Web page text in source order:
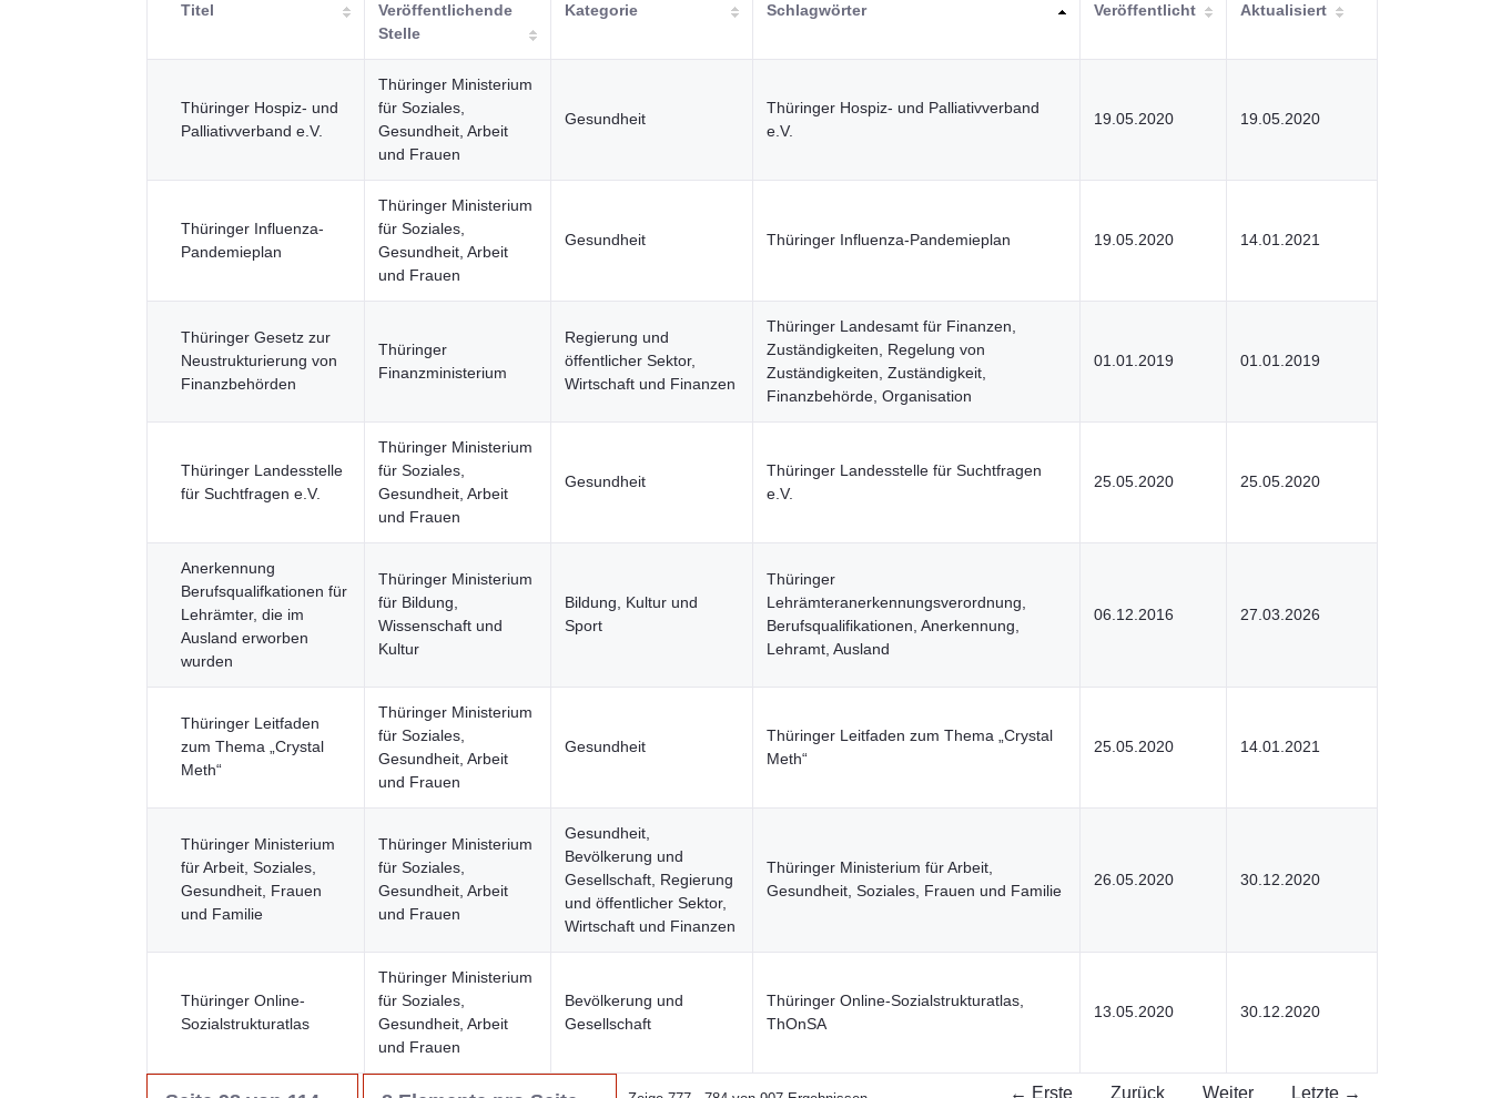
Titel
Veröffentlichende
Stelle
Kategorie Schlagwörter Veröffentlicht Aktualisiert
Thüringer Hospiz- und
Palliativverband e.V.
Thüringer Ministerium
für Soziales,
Gesundheit, Arbeit
und Frauen
Gesundheit
Thüringer Hospiz- und Palliativverband
e.V.
19.05.2020 19.05.2020
Thüringer Influenza-
Pandemieplan
Thüringer Ministerium
für Soziales,
Gesundheit, Arbeit
und Frauen
Gesundheit Thüringer Influenza-Pandemieplan 19.05.2020 14.01.2021
Thüringer Gesetz zur
Neustrukturierung von
Finanzbehörden
Thüringer
Finanzministerium
Regierung und
öffentlicher Sektor,
Wirtschaft und Finanzen
Thüringer Landesamt für Finanzen,
Zuständigkeiten, Regelung von
Zuständigkeiten, Zuständigkeit,
Finanzbehörde, Organisation
01.01.2019 01.01.2019
Thüringer Landesstelle
für Suchtfragen e.V.
Thüringer Ministerium
für Soziales,
Gesundheit, Arbeit
und Frauen
Gesundheit
Thüringer Landesstelle für Suchtfragen
e.V.
25.05.2020 25.05.2020
Anerkennung
Berufsqualifkationen für
Lehrämter, die im
Ausland erworben
wurden
Thüringer Ministerium
für Bildung,
Wissenschaft und
Kultur
Bildung, Kultur und
Sport
Thüringer
Lehrämteranerkennungsverordnung,
Berufsqualifikationen, Anerkennung,
Lehramt, Ausland
06.12.2016 27.03.2026
Thüringer Leitfaden
zum Thema „Crystal
Meth“
Thüringer Ministerium
für Soziales,
Gesundheit, Arbeit
und Frauen
Gesundheit
Thüringer Leitfaden zum Thema „Crystal
Meth“
25.05.2020 14.01.2021
Thüringer Ministerium
für Arbeit, Soziales,
Gesundheit, Frauen
und Familie
Thüringer Ministerium
für Soziales,
Gesundheit, Arbeit
und Frauen
Gesundheit,
Bevölkerung und
Gesellschaft, Regierung
und öffentlicher Sektor,
Wirtschaft und Finanzen
Thüringer Ministerium für Arbeit,
Gesundheit, Soziales, Frauen und Familie
26.05.2020 30.12.2020
Thüringer Online-
Sozialstrukturatlas
Thüringer Ministerium
für Soziales,
Gesundheit, Arbeit
und Frauen
Bevölkerung und
Gesellschaft
Thüringer Online-Sozialstrukturatlas,
ThOnSA
13.05.2020 30.12.2020
← Erste Zurück Weiter Letzte →